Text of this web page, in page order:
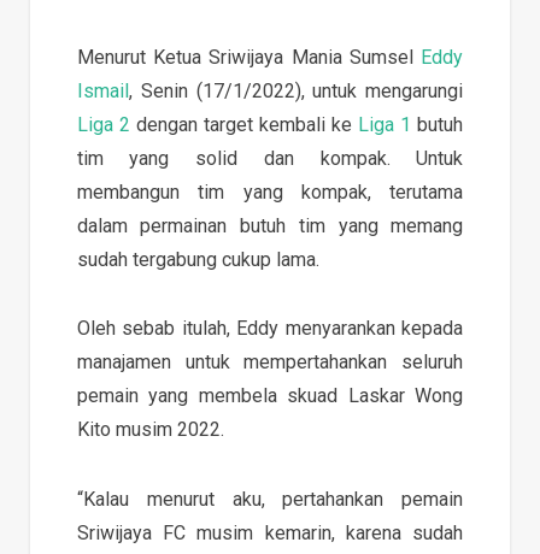
Menurut Ketua Sriwijaya Mania Sumsel Eddy
Ismail, Senin (17/1/2022), untuk mengarungi
Liga 2 dengan target kembali ke Liga 1 butuh
tim yang solid dan kompak. Untuk
membangun tim yang kompak, terutama
dalam permainan butuh tim yang memang
sudah tergabung cukup lama.
Oleh sebab itulah, Eddy menyarankan kepada
manajamen untuk mempertahankan seluruh
pemain yang membela skuad Laskar Wong
Kito musim 2022.
“Kalau menurut aku, pertahankan pemain
Sriwijaya FC musim kemarin, karena sudah